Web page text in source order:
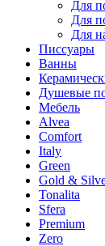
Для
Для
Для
Писсуары
Ванны
Душевые
Мебель
Alvea
Comfort
Italy
Green
Gold &
Tonalita
Sfera
Premium
Zero